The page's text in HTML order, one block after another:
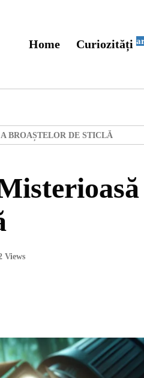
Home Curiozități
BROAȘTELOR DE STICLĂ
Views